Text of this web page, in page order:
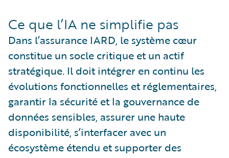
Ce que l’IA ne simplifie pas
Dans l’assurance IARD, le système cœur
constitue un socle critique et un actif
stratégique. Il doit intégrer en continu les
évolutions fonctionnelles et réglementaires,
garantir la sécurité et la gouvernance de
données sensibles, assurer une haute
disponibilité, s’interfacer avec un
écosystème étendu et supporter des